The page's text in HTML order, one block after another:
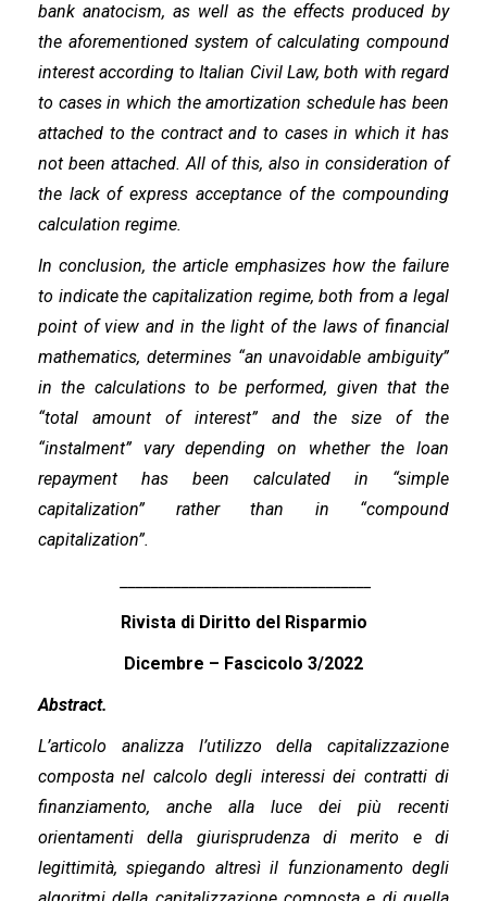
bank anatocism, as well as the effects produced by
the aforementioned system of calculating compound
interest according to Italian Civil Law, both with regard
to cases in which the amortization schedule has been
attached to the contract and to cases in which it has
not been attached. All of this, also in consideration of
the lack of express acceptance of the compounding
calculation regime.
In conclusion, the article emphasizes how the failure
to indicate the capitalization regime, both from a legal
point of view and in the light of the laws of financial
mathematics, determines “an unavoidable ambiguity”
in the calculations to be performed, given that the
“total amount of interest” and the size of the
“instalment” vary depending on whether the loan
repayment has been calculated in “simple
capitalization” rather than in “compound
capitalization”.
Rivista di Diritto del Risparmio
Dicembre – Fascicolo 3/2022
Abstract.
L’articolo analizza l’utilizzo della capitalizzazione
composta nel calcolo degli interessi dei contratti di
finanziamento, anche alla luce dei più recenti
orientamenti della giurisprudenza di merito e di
legittimità, spiegando altresì il funzionamento degli